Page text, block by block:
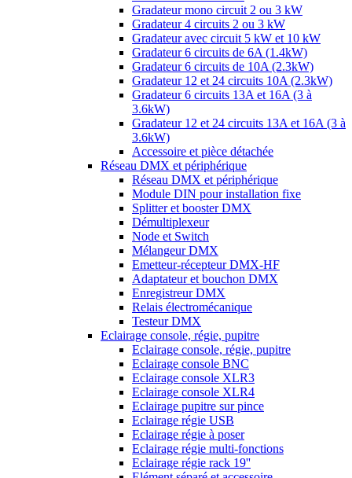
Gradateur mono circuit 2 ou 3 kW
Gradateur 4 circuits 2 ou 3 kW
Gradateur avec circuit 5 kW et 10 kW
Gradateur 6 circuits de 6A (1.4kW)
Gradateur 6 circuits de 10A (2.3kW)
Gradateur 12 et 24 circuits 10A (2.3kW)
Gradateur 6 circuits 13A et 16A (3 à
3.6kW)
Gradateur 12 et 24 circuits 13A et 16A (3 à
3.6kW)
Accessoire et pièce détachée
Réseau DMX et périphérique
Réseau DMX et périphérique
Module DIN pour installation fixe
Splitter et booster DMX
Démultiplexeur
Node et Switch
Mélangeur DMX
Emetteur-récepteur DMX-HF
Adaptateur et bouchon DMX
Enregistreur DMX
Relais électromécanique
Testeur DMX
Eclairage console, régie, pupitre
Eclairage console, régie, pupitre
Eclairage console BNC
Eclairage console XLR3
Eclairage console XLR4
Eclairage pupitre sur pince
Eclairage régie USB
Eclairage régie à poser
Eclairage régie multi-fonctions
Eclairage régie rack 19''